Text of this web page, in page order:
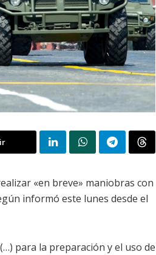
«en breve» maniobras con
informó este lunes desde el
para la preparación y el uso de